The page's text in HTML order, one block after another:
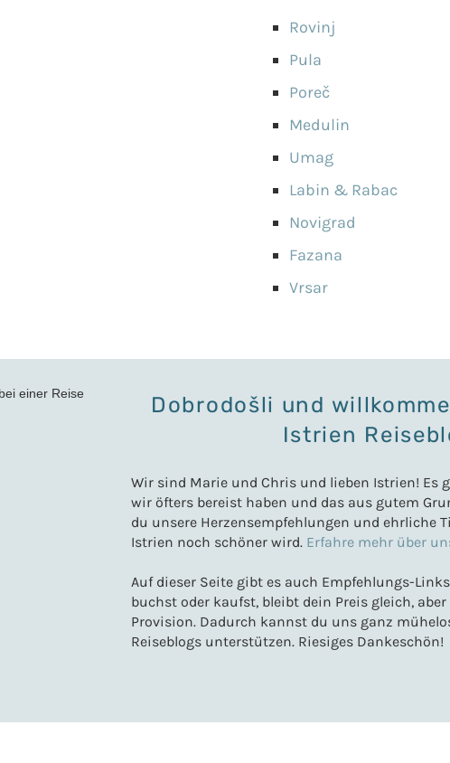
Rovinj
Pula
Poreč
Medulin
Umag
Labin & Rabac
Novigrad
Fazana
Vrsar
Dobrodošli und
Istrien
Wir sind Marie und Chris und lieben Istrien! Es
wir öfters bereist haben und das aus gutem
du unsere Herzensempfehlungen und ehrliche
Istrien noch schöner wird. Erfahre mehr über
Auf dieser Seite gibt es auch Empfehlungs-
buchst oder kaufst, bleibt dein Preis gleich,
Provision. Dadurch kannst du uns ganz
Reiseblogs unterstützen. Riesiges Dankeschön!